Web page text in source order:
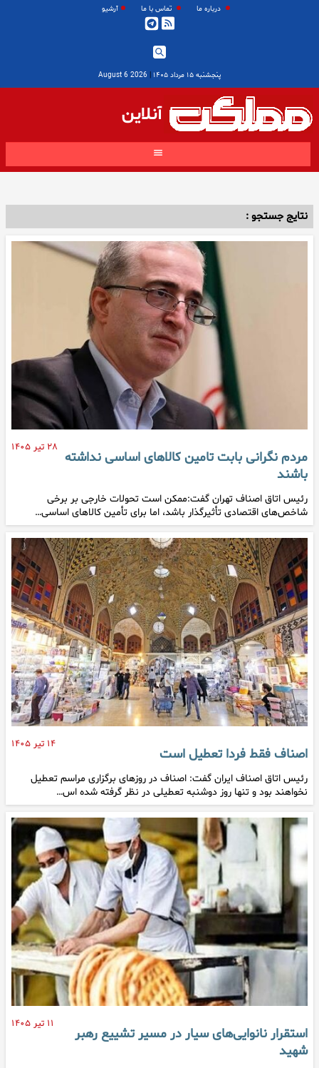
درباره ما تماس با ما آرشیو
پنجشنبه ۱۵ مرداد ۱۴۰۵ |
2026 August 6
آنلاین
نتایج جستجو :
۲۸ تیر ۱۴۰۵
مردم نگرانی بابت تامین کالاهای اساسی نداشته
باشند
رئیس اتاق اصناف تهران گفت:ممکن است تحولات خارجی بر برخی
شاخص‌های اقتصادی تأثیرگذار باشد، اما برای تأمین کالاهای اساسی…
۱۴ تیر ۱۴۰۵
اصناف فقط فردا تعطیل است
رئیس اتاق اصناف ایران گفت: اصناف در روزهای برگزاری مراسم تعطیل
نخواهند بود و تنها روز دوشنبه تعطیلی در نظر گرفته شده اس…
۱۱ تیر ۱۴۰۵
استقرار نانوایی‌های سیار در مسیر تشییع رهبر
شهید